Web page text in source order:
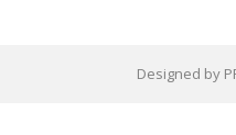
Designed by